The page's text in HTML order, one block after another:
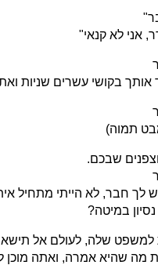
אני לא קנאי"
אותך בקושי עשרים שניות
תמוה)
שבכם.
לך חבר, לא הייתי מתחיל
במיטה?
שלה, לעולם אל
מה שהיא אמרה, ואתה